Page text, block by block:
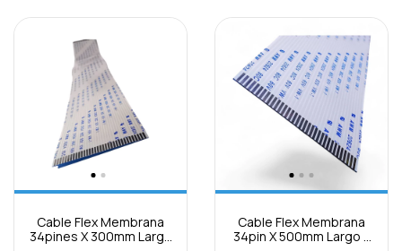
Cable Flex Membrana
34pines X 300mm Largo
Cable Flex Membrana
34pin X 500mm Largo X